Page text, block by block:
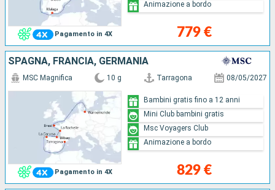
Pagamento in 4X 779 €
Animazione a bordo
SPAGNA, FRANCIA, GERMANIA
Pagamento in 4X
MSC Magnifica 10 g Tarragona 08/05/2027
829 €
Bambini gratis fino a 12 anni
Mini Club bambini gratis
Msc Voyagers Club
Animazione a bordo